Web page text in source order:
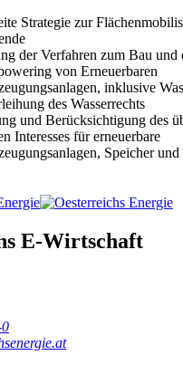
Strategie zur
der Verfahren zum Bau und
von Erneuerbaren
inklusive
des Wasserrechts
und Berücksichtigung des
Interesses für erneuerbare
Speicher und
E-Wirtschaft